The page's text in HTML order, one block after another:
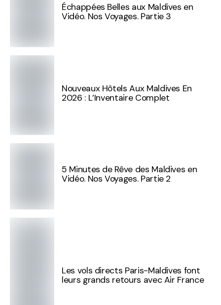
Échappées Belles aux Maldives en
Vidéo. Nos Voyages. Partie 3
Nouveaux Hôtels Aux Maldives En
2026 : L’Inventaire Complet
5 Minutes de Rêve des Maldives en
Vidéo. Nos Voyages. Partie 2
Les vols directs Paris-Maldives font
leurs grands retours avec Air France